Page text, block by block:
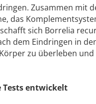
Zusammen mit
das
sich Borrelia
dem Eindringen in
zu überleben und
Tests entwickelt